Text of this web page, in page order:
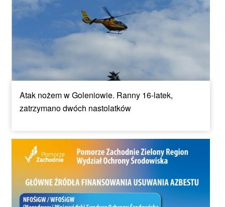
Atak nożem w Goleniowie. Ranny 16-latek,
zatrzymano dwóch nastolatków